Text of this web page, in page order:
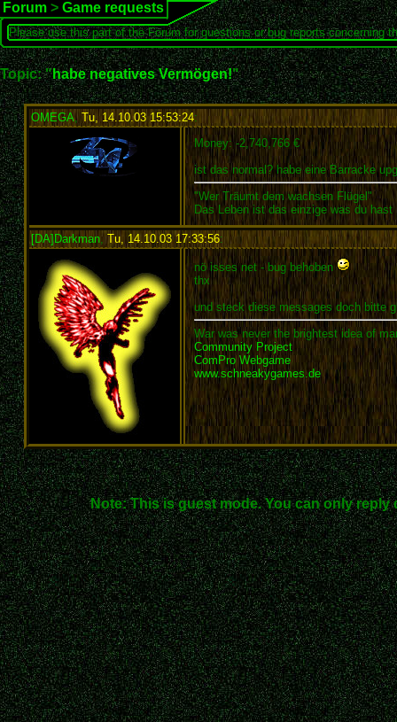
Forum > Game requests
Please use this part of the Forum for questions or bug reports concerning
Topic: "habe negatives Vermögen!"
OMEGA, Tu, 14.10.03 15:53:24:
Money: -2,740,766 €
ist das normal? habe eine Barracke
"Wer Träumt dem wachsen Flügel"
Das Leben ist das einzige was du hast
[DA]Darkman, Tu, 14.10.03 17:33:56:
nö isses net - bug behoben
thx
und steck diese messages doch bitte
War was never the brightest idea of
Community Project
ComPro Webgame
www.schneakygames.de
Note: This is guest mode. You can only